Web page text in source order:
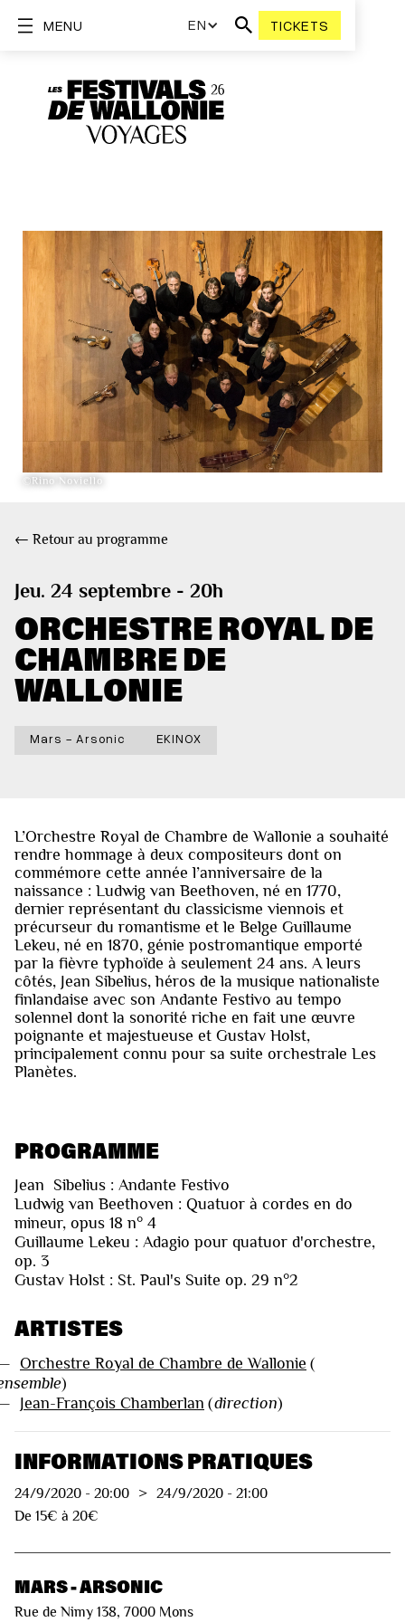
EN TICKETS
MENU
©Rino Noviello
← Retour au programme
Jeu. 24 septembre - 20h
ORCHESTRE ROYAL DE
CHAMBRE DE
WALLONIE
Mars - Arsonic EKINOX
L’Orchestre Royal de Chambre de Wallonie a souhaité
rendre hommage à deux compositeurs dont on
commémore cette année l’anniversaire de la
naissance : Ludwig van Beethoven, né en 1770,
dernier représentant du classicisme viennois et
précurseur du romantisme et le Belge Guillaume
Lekeu, né en 1870, génie postromantique emporté
par la fièvre typhoïde à seulement 24 ans. A leurs
côtés, Jean Sibelius, héros de la musique nationaliste
finlandaise avec son Andante Festivo au tempo
solennel dont la sonorité riche en fait une œuvre
poignante et majestueuse et Gustav Holst,
principalement connu pour sa suite orchestrale Les
Planètes.
PROGRAMME
Jean Sibelius : Andante Festivo
Ludwig van Beethoven : Quatuor à cordes en do
mineur, opus 18 n° 4
Guillaume Lekeu : Adagio pour quatuor d'orchestre,
op. 3
Gustav Holst : St. Paul's Suite op. 29 n°2
ARTISTES
Orchestre Royal de Chambre de Wallonie (
)
Jean-François Chamberlan (direction)
INFORMATIONS PRATIQUES
24/9/2020 - 20:00 > 24/9/2020 - 21:00
De 15€ à 20€
MARS - ARSONIC
Rue de Nimy 138, 7000 Mons